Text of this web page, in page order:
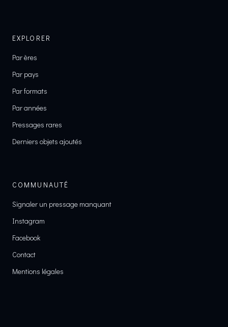
EXPLORER
Par ères
Par pays
Par formats
Par années
Pressages rares
Derniers objets ajoutés
COMMUNAUTÉ
Signaler un pressage manquant
Instagram
Facebook
Contact
Mentions légales